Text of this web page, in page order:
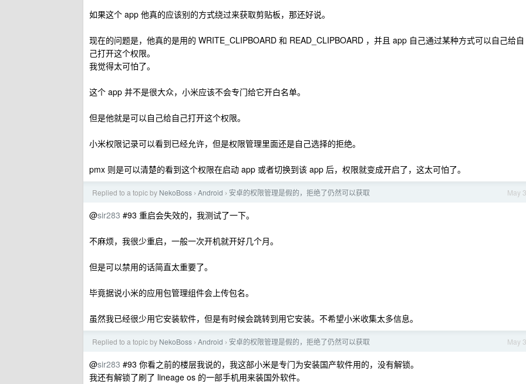
如果这个 app 他真的应该别的方式绕过来获取剪贴板，那还好说。
现在的问题是，他真的是用的 WRITE_CLIPBOARD 和 READ_CLIPBOARD ，并且 app 自己通过某种方式可以自己给自
己打开这个权限。
我觉得太可怕了。
这个 app 并不是很大众，小米应该不会专门给它开白名单。
但是他就是可以自己给自己打开这个权限。
小米权限记录可以看到已经允许，但是权限管理里面还是自己选择的拒绝。
pmx 则是可以清楚的看到这个权限在启动 app 或者切换到该 app 后，权限就变成开启了，这太可怕了。
May 3
Replied to a topic by NekoBoss › Android › 安卓的权限管理是假的，拒绝了仍然可以获取
@sir283 #93 重启会失效的，我测试了一下。
不麻烦，我很少重启，一般一次开机就开好几个月。
但是可以禁用的话简直太重要了。
毕竟据说小米的应用包管理组件会上传包名。
虽然我已经很少用它安装软件，但是有时候会跳转到用它安装。不希望小米收集太多信息。
May 3
Replied to a topic by NekoBoss › Android › 安卓的权限管理是假的，拒绝了仍然可以获取
@sir283 #93 你看之前的楼层我说的，我这部小米是专门为安装国产软件用的，没有解锁。
我还有解锁了刷了 lineage os 的一部手机用来装国外软件。